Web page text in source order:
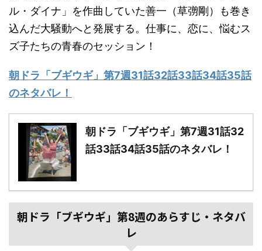
ル・ダイナ」を作曲していた善一（草彅剛）も巻き
込んだ大騒動へと発展する。仕事に、恋に、悩むス
ズ子たちの青春のセッション！
朝ドラ「ブギウギ」第7週31話32話33話34話35話
のネタバレ！
朝ドラ「ブギウギ」第7週31話32
話33話34話35話のネタバレ！
朝ドラ「ブギウギ」第8週のあらすじ・ネタバ
レ